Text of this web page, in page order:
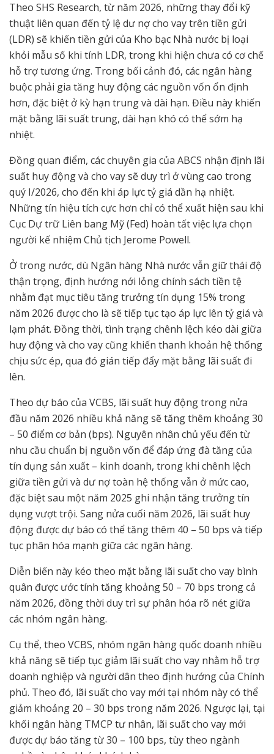
Theo SHS Research, từ năm 2026, những thay đổi kỹ
thuật liên quan đến tỷ lệ dư nợ cho vay trên tiền gửi
(LDR) sẽ khiến tiền gửi của Kho bạc Nhà nước bị loại
khỏi mẫu số khi tính LDR, trong khi hiện chưa có cơ chế
hỗ trợ tương ứng. Trong bối cảnh đó, các ngân hàng
buộc phải gia tăng huy động các nguồn vốn ổn định
hơn, đặc biệt ở kỳ hạn trung và dài hạn. Điều này khiến
mặt bằng lãi suất trung, dài hạn khó có thể sớm hạ
nhiệt.
Đồng quan điểm, các chuyên gia của ABCS nhận định lãi
suất huy động và cho vay sẽ duy trì ở vùng cao trong
quý I/2026, cho đến khi áp lực tỷ giá dần hạ nhiệt.
Những tín hiệu tích cực hơn chỉ có thể xuất hiện sau khi
Cục Dự trữ Liên bang Mỹ (Fed) hoàn tất việc lựa chọn
người kế nhiệm Chủ tịch Jerome Powell.
Ở trong nước, dù Ngân hàng Nhà nước vẫn giữ thái độ
thận trọng, định hướng nới lỏng chính sách tiền tệ
nhằm đạt mục tiêu tăng trưởng tín dụng 15% trong
năm 2026 được cho là sẽ tiếp tục tạo áp lực lên tỷ giá và
lạm phát. Đồng thời, tình trạng chênh lệch kéo dài giữa
huy động và cho vay cũng khiến thanh khoản hệ thống
chịu sức ép, qua đó gián tiếp đẩy mặt bằng lãi suất đi
lên.
Theo dự báo của VCBS, lãi suất huy động trong nửa
đầu năm 2026 nhiều khả năng sẽ tăng thêm khoảng 30
– 50 điểm cơ bản (bps). Nguyên nhân chủ yếu đến từ
nhu cầu chuẩn bị nguồn vốn để đáp ứng đà tăng của
tín dụng sản xuất – kinh doanh, trong khi chênh lệch
giữa tiền gửi và dư nợ toàn hệ thống vẫn ở mức cao,
đặc biệt sau một năm 2025 ghi nhận tăng trưởng tín
dụng vượt trội. Sang nửa cuối năm 2026, lãi suất huy
động được dự báo có thể tăng thêm 40 – 50 bps và tiếp
tục phân hóa mạnh giữa các ngân hàng.
Diễn biến này kéo theo mặt bằng lãi suất cho vay bình
quân được ước tính tăng khoảng 50 – 70 bps trong cả
năm 2026, đồng thời duy trì sự phân hóa rõ nét giữa
các nhóm ngân hàng.
Cụ thể, theo VCBS, nhóm ngân hàng quốc doanh nhiều
khả năng sẽ tiếp tục giảm lãi suất cho vay nhằm hỗ trợ
doanh nghiệp và người dân theo định hướng của Chính
phủ. Theo đó, lãi suất cho vay mới tại nhóm này có thể
giảm khoảng 20 – 30 bps trong năm 2026. Ngược lại, tại
khối ngân hàng TMCP tư nhân, lãi suất cho vay mới
được dự báo tăng từ 30 – 100 bps, tùy theo ngành